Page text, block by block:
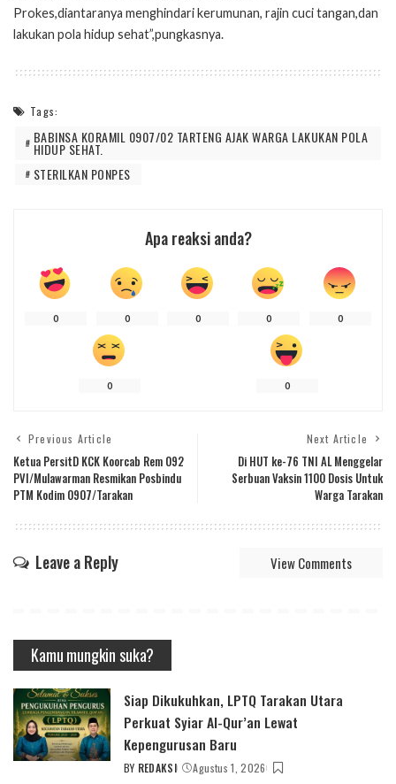
Prokes,diantaranya menghindari kerumunan, rajin cuci tangan,dan
lakukan pola hidup sehat”,pungkasnya.
Tags:
BABINSA KORAMIL 0907/02 TARTENG AJAK WARGA LAKUKAN POLA
HIDUP SEHAT.
STERILKAN PONPES
Apa reaksi anda?
0 0 0 0 0
0 0
Previous Article
Ketua PersitD KCK Koorcab Rem 092
PVI/Mulawarman Resmikan Posbindu
PTM Kodim 0907/Tarakan
Next Article
Di HUT ke-76 TNI AL Menggelar
Serbuan Vaksin 1100 Dosis Untuk
Warga Tarakan
Leave a Reply View Comments
Kamu mungkin suka?
Siap Dikukuhkan, LPTQ Tarakan Utara
Perkuat Syiar Al-Qur’an Lewat
Kepengurusan Baru
POSTED
BY REDAKSI Agustus 1, 2026